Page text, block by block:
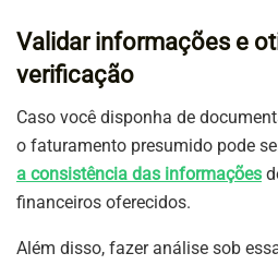
Validar informações e
verificação
Caso você disponha de
o faturamento presumido pode
a consistência das informações
financeiros oferecidos.
Além disso, fazer análise sob